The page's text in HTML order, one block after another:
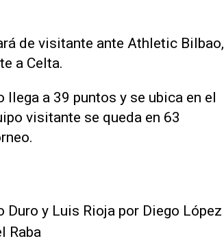
de visitante ante Athletic Bilbao,
a Celta.
a 39 puntos y se ubica en el
visitante se queda en 63
y Luis Rioja por Diego López
Raba